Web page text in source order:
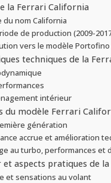
la Ferrari California
nom California
de production (2009-
vers le modèle Portofino
techniques de la
intérieur
du modèle Ferrari
génération
accrue et amélioration
au turbo, performances et
et aspects pratiques de
et sensations au volant